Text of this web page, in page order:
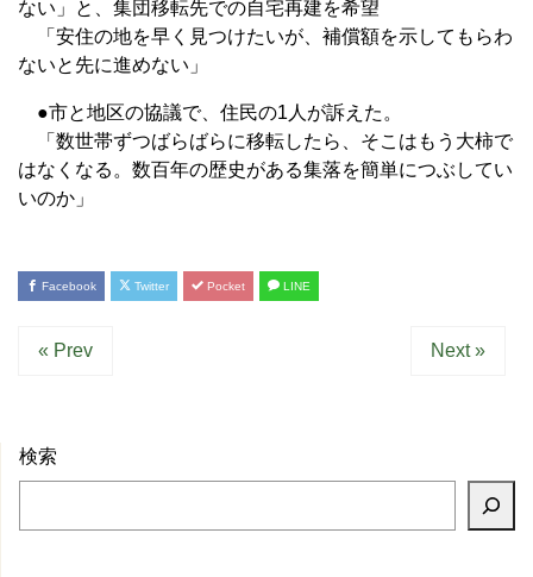
ない」と、集団移転先での自宅再建を希望
「安住の地を早く見つけたいが、補償額を示してもらわ
ないと先に進めない」
●市と地区の協議で、住民の1人が訴えた。
「数世帯ずつばらばらに移転したら、そこはもう大柿で
はなくなる。数百年の歴史がある集落を簡単につぶしてい
いのか」
Facebook Twitter Pocket LINE
« Prev Next »
検索